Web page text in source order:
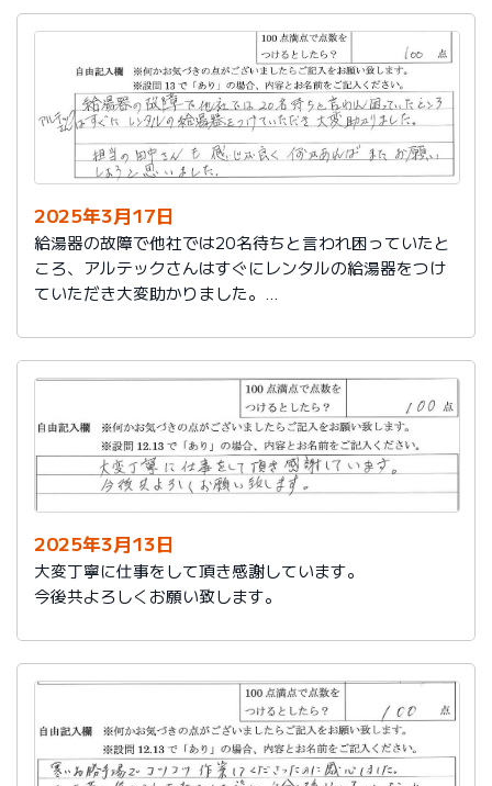
が不安になることなく工事完了してもらい、本当にあり
2025年3月17日
給湯器の故障で他社では20名待ちと言われ困っていたと
ころ、アルテックさんはすぐにレンタルの給湯器をつけ
ていただき大変助かりました。
うと思いました。
2025年3月13日
大変丁寧に仕事をして頂き感謝しています。
今後共よろしくお願い致します。